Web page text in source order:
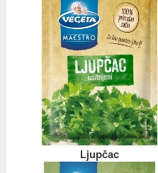
Ljupčac